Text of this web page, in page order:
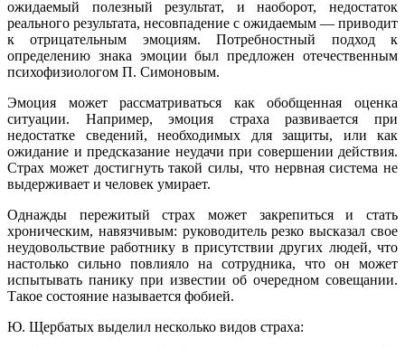
ожидаемый полезный результат, и наоборот, недостаток
реального результата, несовпадение с ожидаемым — приводит
к отрицательным эмоциям. Потребностный подход к
определению знака эмоции был предложен отечественным
психофизиологом П. Симоновым.
Эмоция может рассматриваться как обобщенная оценка
ситуации. Например, эмоция страха развивается при
недостатке сведений, необходимых для защиты, или как
ожидание и предсказание неудачи при совершении действия.
Страх может достигнуть такой силы, что нервная система не
выдерживает и человек умирает.
Однажды пережитый страх может закрепиться и стать
хроническим, навязчивым: руководитель резко высказал свое
неудовольствие работнику в присутствии других людей, что
настолько сильно повлияло на сотрудника, что он может
испытывать панику при известии об очередном совещании.
Такое состояние называется фобией.
Ю. Щербатых выделил несколько видов страха: